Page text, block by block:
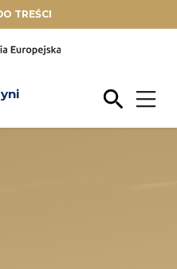
TREŚCI